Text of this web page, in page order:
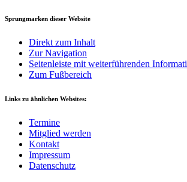
Sprungmarken dieser Website
Direkt zum Inhalt
Zur Navigation
Seitenleiste mit weiterführenden
Zum Fußbereich
Links zu ähnlichen Websites:
Termine
Mitglied werden
Kontakt
Impressum
Datenschutz